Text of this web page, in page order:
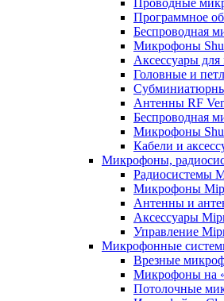
Проводные
Программное
Беспроводная
Микрофоны
Аксессуары
Головные и
Антенны RF
Беспроводная
Микрофоны
Кабели и
Микрофоны,
Радиосистемы
Микрофоны
Антенны и
Аксессуары
Управление
Микрофонные
Врезные
Микрофоны на
Потолочные